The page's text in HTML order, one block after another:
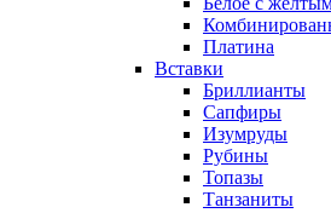
Платина
Вставки
Бриллианты
Сапфиры
Изумруды
Рубины
Топазы
Танзаниты